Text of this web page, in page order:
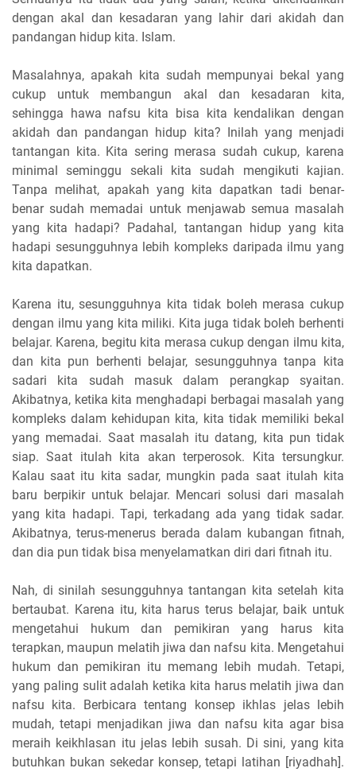
dengan akal dan kesadaran yang lahir dari akidah dan
pandangan hidup kita. Islam.
Masalahnya, apakah kita sudah mempunyai bekal yang
cukup untuk membangun akal dan kesadaran kita,
sehingga hawa nafsu kita bisa kita kendalikan dengan
akidah dan pandangan hidup kita? Inilah yang menjadi
tantangan kita. Kita sering merasa sudah cukup, karena
minimal seminggu sekali kita sudah mengikuti kajian.
Tanpa melihat, apakah yang kita dapatkan tadi benar-
benar sudah memadai untuk menjawab semua masalah
yang kita hadapi? Padahal, tantangan hidup yang kita
hadapi sesungguhnya lebih kompleks daripada ilmu yang
kita dapatkan.
Karena itu, sesungguhnya kita tidak boleh merasa cukup
dengan ilmu yang kita miliki. Kita juga tidak boleh berhenti
belajar. Karena, begitu kita merasa cukup dengan ilmu kita,
dan kita pun berhenti belajar, sesungguhnya tanpa kita
sadari kita sudah masuk dalam perangkap syaitan.
Akibatnya, ketika kita menghadapi berbagai masalah yang
kompleks dalam kehidupan kita, kita tidak memiliki bekal
yang memadai. Saat masalah itu datang, kita pun tidak
siap. Saat itulah kita akan terperosok. Kita tersungkur.
Kalau saat itu kita sadar, mungkin pada saat itulah kita
baru berpikir untuk belajar. Mencari solusi dari masalah
yang kita hadapi. Tapi, terkadang ada yang tidak sadar.
Akibatnya, terus-menerus berada dalam kubangan fitnah,
dan dia pun tidak bisa menyelamatkan diri dari fitnah itu.
Nah, di sinilah sesungguhnya tantangan kita setelah kita
bertaubat. Karena itu, kita harus terus belajar, baik untuk
mengetahui hukum dan pemikiran yang harus kita
terapkan, maupun melatih jiwa dan nafsu kita. Mengetahui
hukum dan pemikiran itu memang lebih mudah. Tetapi,
yang paling sulit adalah ketika kita harus melatih jiwa dan
nafsu kita. Berbicara tentang konsep ikhlas jelas lebih
mudah, tetapi menjadikan jiwa dan nafsu kita agar bisa
meraih keikhlasan itu jelas lebih susah. Di sini, yang kita
butuhkan bukan sekedar konsep, tetapi latihan [riyadhah].